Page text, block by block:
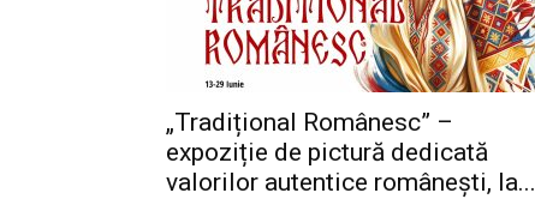
„Tradițional Românesc” –
expoziție de pictură dedicată
valorilor autentice românești, la...